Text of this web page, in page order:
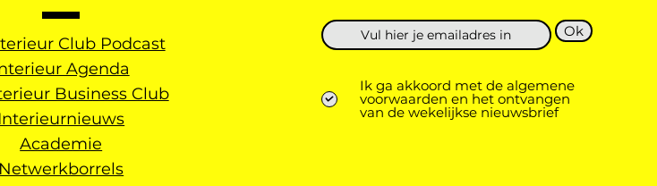
Club Podcast
Agenda
Business Club
Interieurnieuws
Academie
Netwerkborrels
Ok
Ik ga akkoord met de algemene
voorwaarden en het ontvangen
van de wekelijkse nieuwsbrief